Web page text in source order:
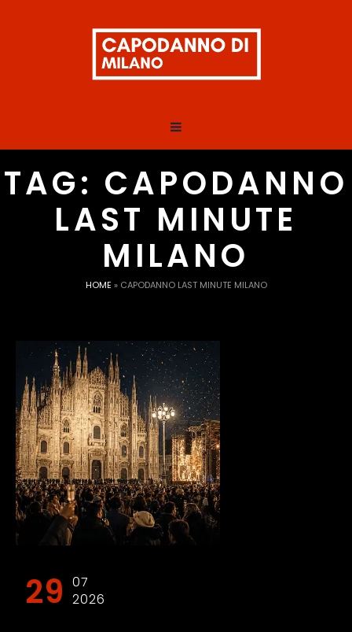
TAG: CAPODANNO
LAST MINUTE
MILANO
HOME » CAPODANNO LAST MINUTE MILANO
29 07
2026